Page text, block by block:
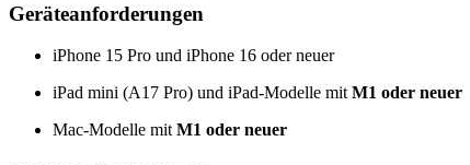
Geräteanforderungen
iPhone 15 Pro und iPhone 16 oder neuer
iPad mini (A17 Pro) und iPad-Modelle mit M1 oder neuer
Mac-Modelle mit M1 oder neuer